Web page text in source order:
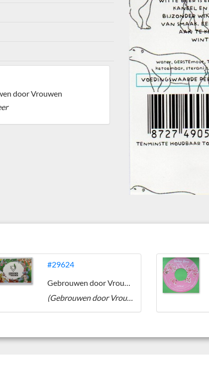
door Vrouwen
#29624
(Gebrouwen door Vrouwen)